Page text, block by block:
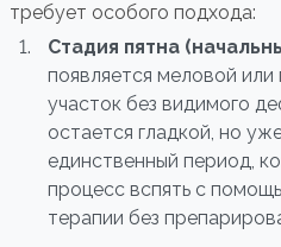
требует особого подхода:
Стадия пятна
появляется меловой
участок без видимого
остается гладкой, но
единственный период,
процесс вспять с
терапии без